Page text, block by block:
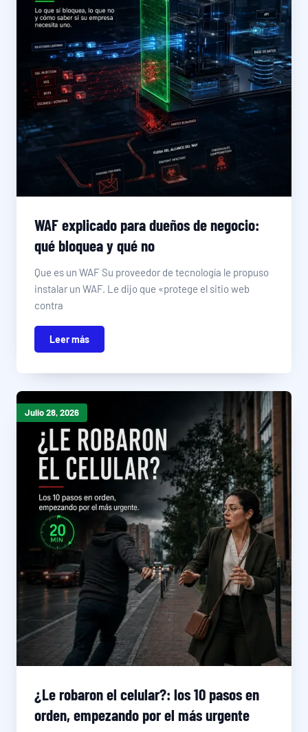
WAF explicado para dueños de negocio:
qué bloquea y qué no
Que es un WAF Su proveedor de tecnología le propuso
instalar un WAF. Le dijo que «protege el sitio web
contra
Leer más
Julio 28, 2026
¿Le robaron el celular?: los 10 pasos en
orden, empezando por el más urgente